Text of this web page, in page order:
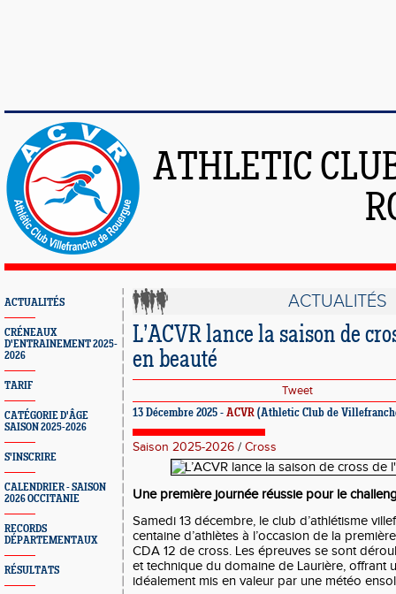
ATHLETIC
ACTUALITÉS
CRÉNEAUX
D'ENTRAINEMENT 2025-
2026
TARIF
CATÉGORIE D'ÂGE
SAISON 2025-2026
S'INSCRIRE
CALENDRIER - SAISON
2026 OCCITANIE
RECORDS
DÉPARTEMENTAUX
RÉSULTATS
ACTUALITÉS
L’ACVR lance la saison de
en beauté
Tweet
13 Décembre 2025 - ACVR (Athletic Club de
Saison 2025-2026 / Cross
Une première journée réussie pour le
Samedi 13 décembre, le club d’athlétisme
centaine d’athlètes à l’occasion de la
CDA 12 de cross. Les épreuves se sont
et technique du domaine de Laurière, offrant
idéalement mis en valeur par une météo